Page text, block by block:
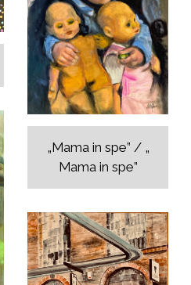
„Mama in spe” / „
Mama in spe”